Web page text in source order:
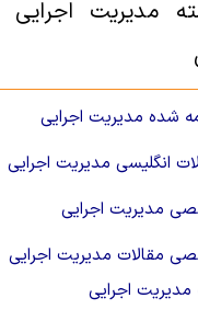
مدیریت اجرایی
شده مدیریت اجرایی
انگلیسی مدیریت اجرایی
مدیریت اجرایی
مقالات مدیریت اجرایی
اجرایی